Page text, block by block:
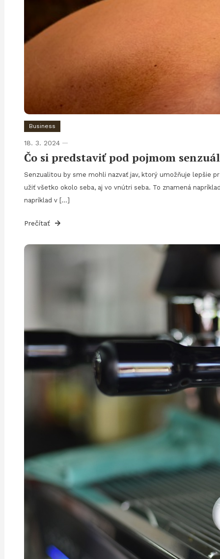
Business
18. 3. 2024
Čo si predstaviť pod pojmom
Senzualitou by sme mohli nazvať jav, ktorý umožňuje lepšie
užiť všetko okolo seba, aj vo vnútri seba. To znamená
napríklad v […]
Prečítať